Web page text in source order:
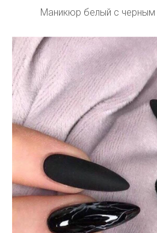
Маникюр белый с черным